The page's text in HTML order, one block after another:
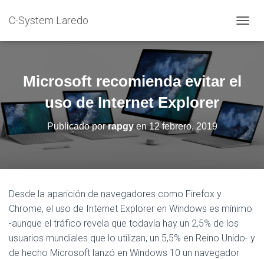
C-System Laredo
A
M
O
D
O
E
C
Microsoft recomienda evitar el
uso de Internet Explorer
Publicado porrapgyen12 febrero, 2019
Desde la aparición de navegadores como Firefox y
Chrome, el uso de Internet Explorer en Windows es mínimo
-aunque el tráfico revela que todavía hay un 2,5% de los
usuarios mundiales que lo utilizan, un 5,5% en Reino Unido- y
de hecho Microsoft lanzó en Windows 10 un navegador